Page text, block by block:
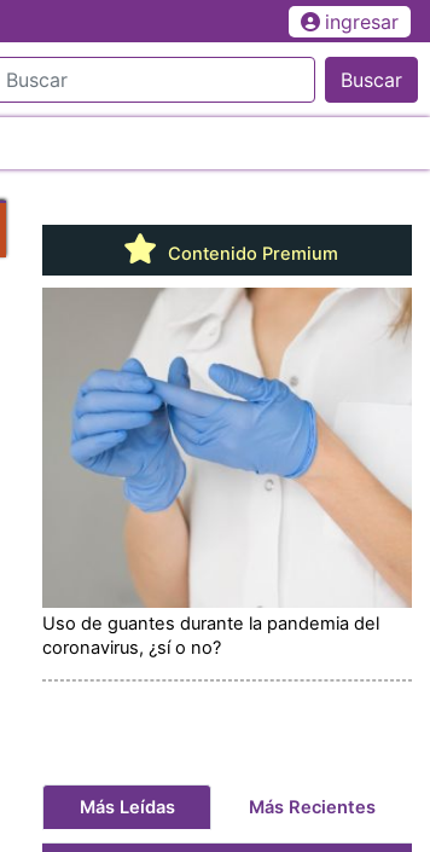
ingresar
Buscar
Contenido Premium
Uso de guantes durante la pandemia del
coronavirus, ¿sí o no?
Más Leídas Más Recientes